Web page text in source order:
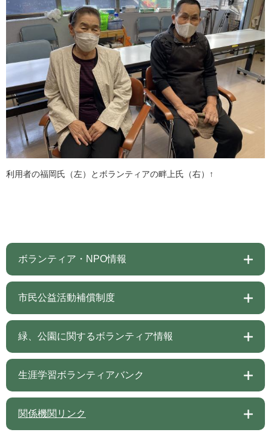
利用者の福岡氏（左）とボランティアの畔上氏（右）↑
ボランティア・NPO情報
市民公益活動補償制度
緑、公園に関するボランティア情報
生涯学習ボランティアバンク
関係機関リンク